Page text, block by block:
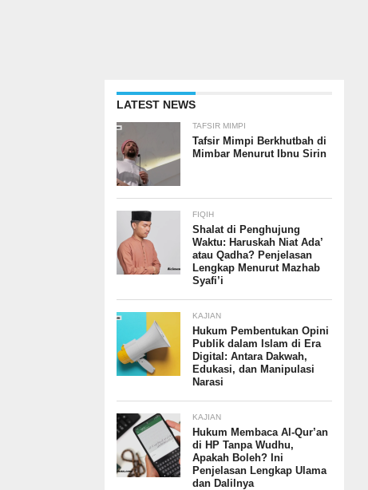
LATEST NEWS
TAFSIR MIMPI
Tafsir Mimpi Berkhutbah di
Mimbar Menurut Ibnu Sirin
FIQIH
Shalat di Penghujung
Waktu: Haruskah Niat Ada’
atau Qadha? Penjelasan
Lengkap Menurut Mazhab
Syafi’i
KAJIAN
Hukum Pembentukan Opini
Publik dalam Islam di Era
Digital: Antara Dakwah,
Edukasi, dan Manipulasi
Narasi
KAJIAN
Hukum Membaca Al-Qur’an
di HP Tanpa Wudhu,
Apakah Boleh? Ini
Penjelasan Lengkap Ulama
dan Dalilnya